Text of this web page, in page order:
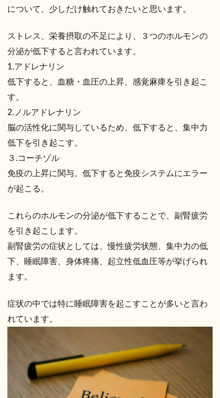
について、少しだけ触れておきたいと思います。
ストレス、栄養摂取の不足により、３つのホルモンの
分泌が低下すると言われています。
1.アドレナリン
低下すると、血糖・血圧の上昇、感覚麻痺を引き起こ
す。
2.ノルアドレナリン
脳の活性化に関与しているため、低下すると、集中力
低下を引き起こす。
３.コーチゾル
免疫の上昇に関与。低下すると免疫システムにエラー
が起こる。
これらのホルモンの分泌が低下することで、副腎疲労
を引き起こします。
副腎疲労の症状としては、慢性疲労状態、集中力の低
下、睡眠障害、身体疼痛、起立性低血圧等が挙げられ
ます。
症状の中では特に睡眠障害を起こすことが多いと言わ
れています。